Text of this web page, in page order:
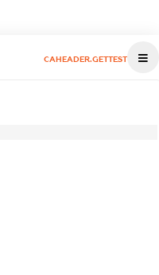
CAHEADER.GETTEST